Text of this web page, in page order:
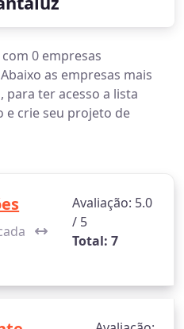
0 empresas
as empresas mais
para ter acesso a lista
e crie seu projeto de
Avaliação: 5.0
/ 5
Total: 7